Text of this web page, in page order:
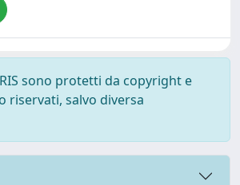
sono protetti da copyright e
riservati, salvo diversa